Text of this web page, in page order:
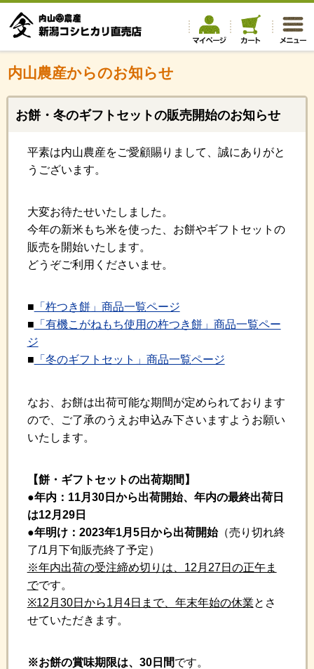
内山農産からのお知らせ
お餅・冬のギフトセットの販売開始のお知らせ
平素は内山農産をご愛顧賜りまして、誠にありがと
うございます。
大変お待たせいたしました。
今年の新米もち米を使った、お餅やギフトセットの
販売を開始いたします。
どうぞご利用くださいませ。
■ 「杵つき餅」商品一覧ページ
■ 「有機こがねもち使用の杵つき餅」商品一覧ペー
ジ
■ 「冬のギフトセット」商品一覧ページ
なお、お餅は出荷可能な期間が定められております
ので、ご了承のうえお申込み下さいますようお願い
いたします。
【餅・ギフトセットの出荷期間】
●年内：11月30日から出荷開始、年内の最終出荷日
は12月29日
●年明け：2023年1月5日から出荷開始（売り切れ終
了/1月下旬販売終了予定）
※年内出荷の受注締め切りは、12月27日の正午ま
でです。
※12月30日から1月4日まで、年末年始の休業とさ
せていただきます。
※お餅の賞味期限は、30日間です。